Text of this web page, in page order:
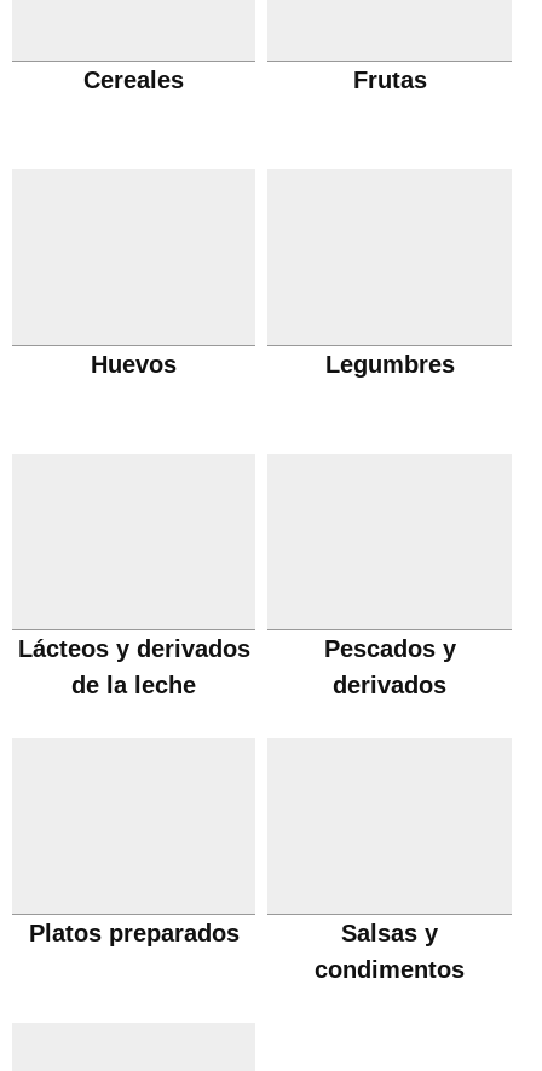
Cereales Frutas
Huevos Legumbres
Lácteos y derivados
de la leche
Pescados y
derivados
Platos preparados
Salsas y
condimentos